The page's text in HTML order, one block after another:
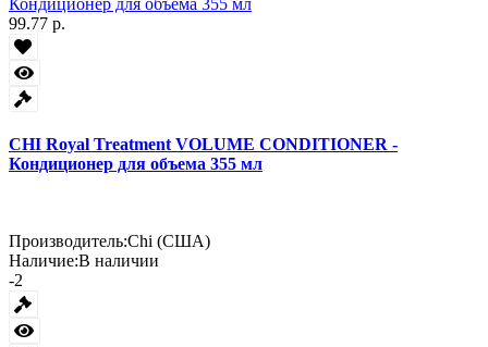
99.77 р.
CHI Royal Treatment VOLUME CONDITIONER -
Кондиционер для объема 355 мл
Производитель:Chi (США)
Наличие:В наличии
-2